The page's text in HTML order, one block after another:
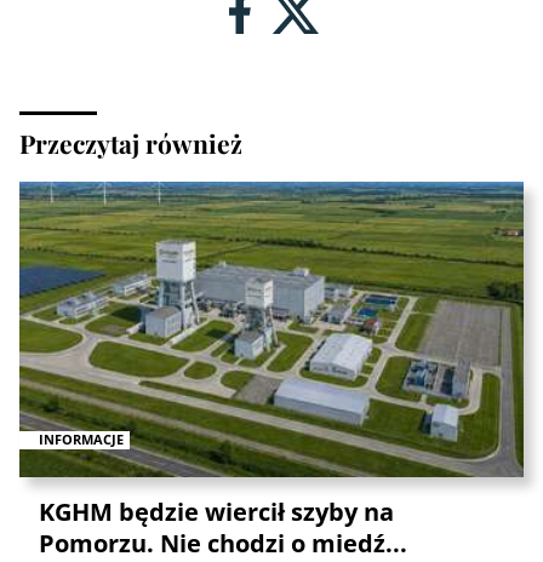
Przeczytaj również
INFORMACJE
KGHM będzie wiercił szyby na
Pomorzu. Nie chodzi o miedź...